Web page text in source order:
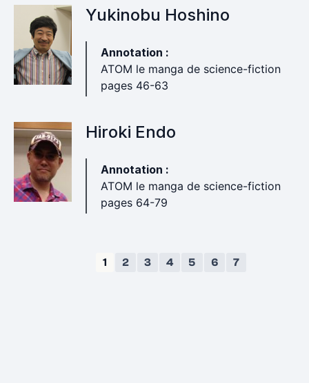
Yukinobu Hoshino
Annotation :
ATOM le manga de science-fiction
pages 46-63
Hiroki Endo
Annotation :
ATOM le manga de science-fiction
pages 64-79
1 2 3 4 5 6 7